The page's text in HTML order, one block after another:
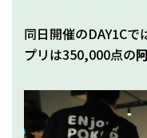
同日開催のDAY1C
プリは350,000点の